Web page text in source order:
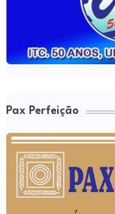
Pax Perfeição